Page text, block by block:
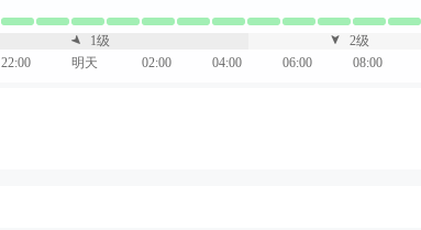
1级
2级
22:00 明天 02:00 04:00 06:00 08:00